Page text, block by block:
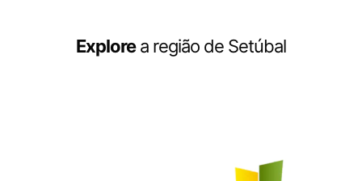
Explorea região de Setúbal